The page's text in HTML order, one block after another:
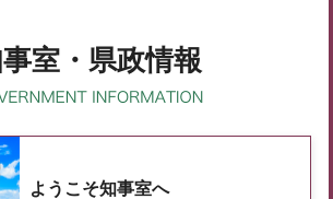
室・県政情報
ようこそ知事室へ